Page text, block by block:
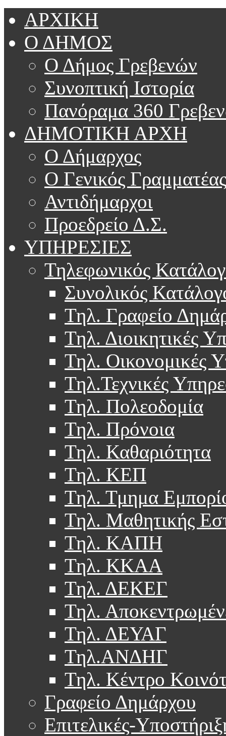
ΑΡΧΙΚΗ
Ο ΔΗΜΟΣ
Ο Δήμος Γρεβενών
Συνοπτική Ιστορία
Πανόραμα 360
ΔΗΜΟΤΙΚΗ ΑΡΧΗ
Ο Δήμαρχος
Ο Γενικός Γραμματέας
Αντιδήμαρχοι
Προεδρείο Δ.Σ.
ΥΠΗΡΕΣΙΕΣ
Τηλεφωνικός
Συνολικός
Τηλ. Γραφείο
Τηλ. Διοικητικές
Τηλ. Οικονομικές
Τηλ.Τεχνικές
Τηλ. Πολεοδομία
Τηλ. Πρόνοια
Τηλ. Καθαριότητα
Τηλ. ΚΕΠ
Τηλ. Τμημα
Τηλ. Μαθητικής
Τηλ. ΚΑΠΗ
Τηλ. ΚΚΑΑ
Τηλ. ΔΕΚΕΓ
Τηλ.
Τηλ. ΔΕΥΑΓ
Τηλ.ΑΝΔΗΓ
Τηλ. Κέντρο
Γραφείο Δημάρχου
Επιτελικές-